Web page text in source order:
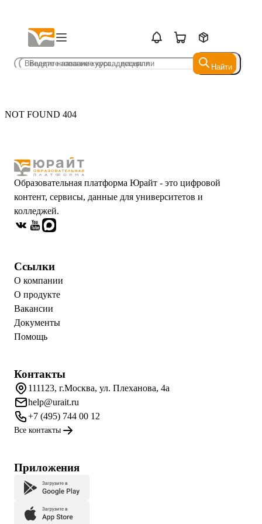
Найти
Найти
NOT FOUND 404
Образовательная платформа Юрайт - это цифровой
контент, сервисы, данные для университетов и
колледжей.
Ссылки
О компании
О продукте
Вакансии
Документы
Помощь
Контакты
111123, г.Москва, ул. Плеханова, 4а
help@urait.ru
+7 (495) 744 00 12
Все контакты
Приложения